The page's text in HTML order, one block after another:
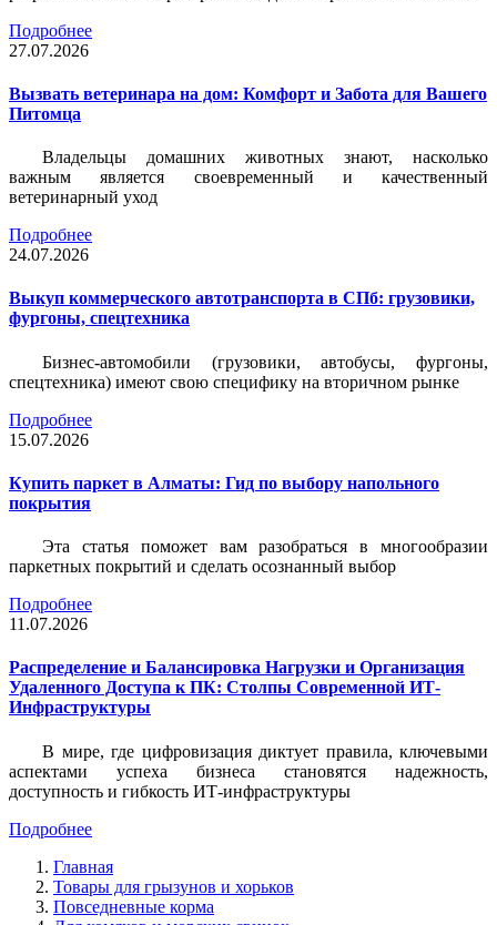
Подробнее
27.07.2026
Вызвать ветеринара на дом: Комфорт и Забота для Вашего
Питомца
Владельцы домашних животных знают, насколько
важным является своевременный и качественный
ветеринарный уход
Подробнее
24.07.2026
Выкуп коммерческого автотранспорта в СПб: грузовики,
фургоны, спецтехника
Бизнес-автомобили (грузовики, автобусы, фургоны,
спецтехника) имеют свою специфику на вторичном рынке
Подробнее
15.07.2026
Купить паркет в Алматы: Гид по выбору напольного
покрытия
Эта статья поможет вам разобраться в многообразии
паркетных покрытий и сделать осознанный выбор
Подробнее
11.07.2026
Распределение и Балансировка Нагрузки и Организация
Удаленного Доступа к ПК: Столпы Современной ИТ-
Инфраструктуры
В мире, где цифровизация диктует правила, ключевыми
аспектами успеха бизнеса становятся надежность,
доступность и гибкость ИТ-инфраструктуры
Подробнее
Главная
Товары для грызунов и хорьков
Повседневные корма